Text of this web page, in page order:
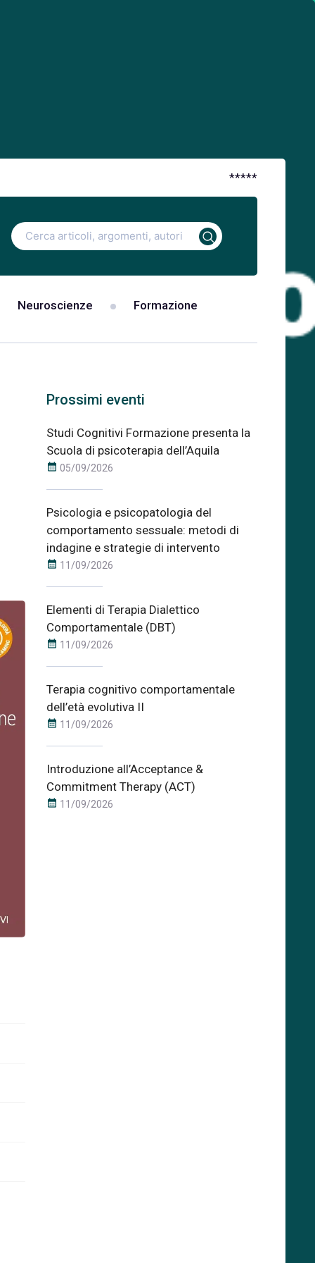
*****
Ricerca
per:
Neuroscienze Formazione
Prossimi eventi
Studi Cognitivi Formazione presenta la
Scuola di psicoterapia dell’Aquila
calendar_month 05/09/2026
Psicologia e psicopatologia del
comportamento sessuale: metodi di
indagine e strategie di intervento
calendar_month 11/09/2026
Elementi di Terapia Dialettico
Comportamentale (DBT)
calendar_month 11/09/2026
Terapia cognitivo comportamentale
dell’età evolutiva II
calendar_month 11/09/2026
Introduzione all’Acceptance &
Commitment Therapy (ACT)
calendar_month 11/09/2026